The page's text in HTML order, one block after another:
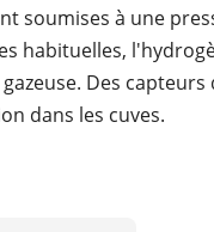
soumises à une
habituelles,
Des capteurs
dans les cuves.